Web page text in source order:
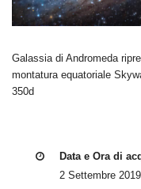
Galassia di Andromeda
montatura equatoriale
350d
Data e Ora di
2 Settembre